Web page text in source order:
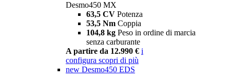
Desmo450 MX
63,5 CV Potenza
53,5 Nm Coppia
104,8 kg Peso in ordine di marcia
senza carburante
A partire da 12.990 € i
configura scopri di più
new Desmo450 EDS